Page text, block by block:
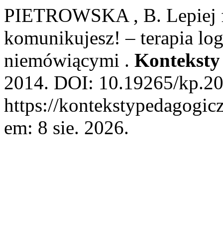
PIETROWSKA , B. Lepiej
komunikujesz! – terapia
niemówiącymi . Konteksty
2014. DOI: 10.19265/
https://
em: 8 sie. 2026.